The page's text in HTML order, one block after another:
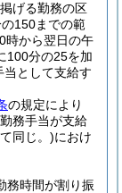
げる勤務の区
150までの範
時から翌日の午
100分の25を加
当として支給す
の規定により
務手当が支給
同じ。)におけ
務時間が割り振